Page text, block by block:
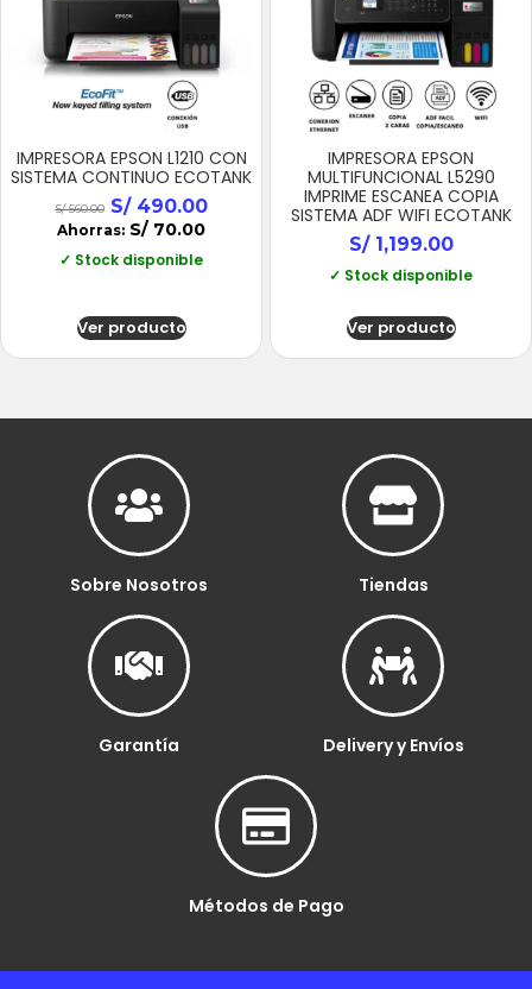
IMPRESORA EPSON L1210 CON
SISTEMA CONTINUO ECOTANK
S/560.00 S/490.00
Ahorras: S/ 70.00
✓ Stock disponible
Ver producto
IMPRESORA EPSON
MULTIFUNCIONAL L5290
IMPRIME ESCANEA COPIA
SISTEMA ADF WIFI ECOTANK
S/1,199.00
✓ Stock disponible
Ver producto
Sobre Nosotros Tiendas
Garantía Delivery y Envíos
Métodos de Pago